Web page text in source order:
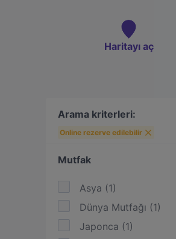
Haritayı aç
Arama kriterleri:
Online rezerve edilebilir
Mutfak
Asya (1)
Dünya Mutfağı (1)
Japonca (1)